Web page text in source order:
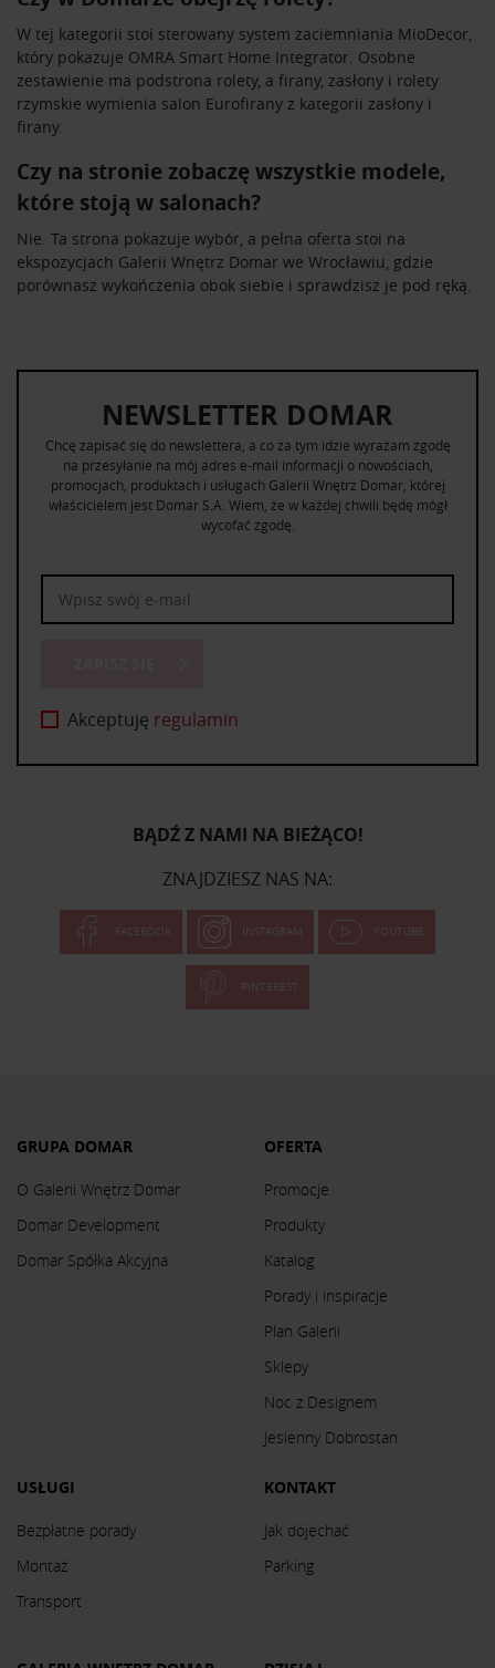
W tej kategorii stoi sterowany system zaciemniania MioDecor,
który pokazuje OMRA Smart Home Integrator. Osobne
zestawienie ma podstrona rolety, a firany, zasłony i rolety
rzymskie wymienia salon Eurofirany z kategorii zasłony i
firany.
Czy na stronie zobaczę wszystkie modele,
które stoją w salonach?
Nie. Ta strona pokazuje wybór, a pełna oferta stoi na
ekspozycjach Galerii Wnętrz Domar we Wrocławiu, gdzie
porównasz wykończenia obok siebie i sprawdzisz je pod ręką.
NEWSLETTER DOMAR
Chcę zapisać się do newslettera, a co za tym idzie wyrażam zgodę
na przesyłanie na mój adres e-mail informacji o nowościach,
promocjach, produktach i usługach Galerii Wnętrz Domar, której
właścicielem jest Domar S.A. Wiem, że w każdej chwili będę mógł
wycofać zgodę.
Akceptuję regulamin
BĄDŹ Z NAMI NA BIEŻĄCO!
ZNAJDZIESZ NAS NA:
FACEBOOK INSTAGRAM YOUTUBE
PINTEREST
GRUPA DOMAR
O Galerii Wnętrz Domar
Domar Development
Domar Spółka Akcyjna
OFERTA
Promocje
Produkty
Katalog
Porady i inspiracje
Plan Galerii
Sklepy
Noc z Designem
Jesienny Dobrostan
USŁUGI
Bezpłatne porady
Montaż
Transport
KONTAKT
Jak dojechać
Parking